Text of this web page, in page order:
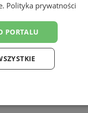
radzić sobie
. Polityka prywatności
PORTALU
Targetowanie